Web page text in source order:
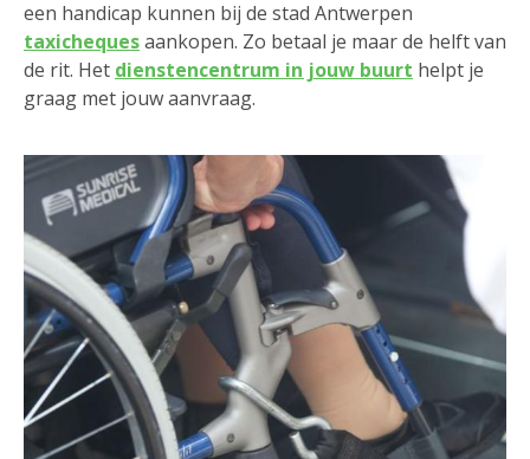
een handicap kunnen bij de stad Antwerpen
taxichequesaankopen. Zo betaal je maar de helft van
de rit. Het dienstencentrum in jouw buurt helpt je
graag met jouw aanvraag.